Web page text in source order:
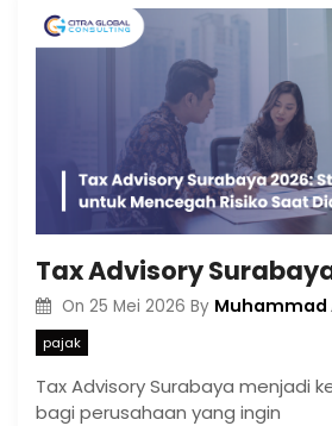
On 25 Mei 2026 By Muhammad
pajak
Tax Advisory Surabaya menjadi
bagi perusahaan yang ingin